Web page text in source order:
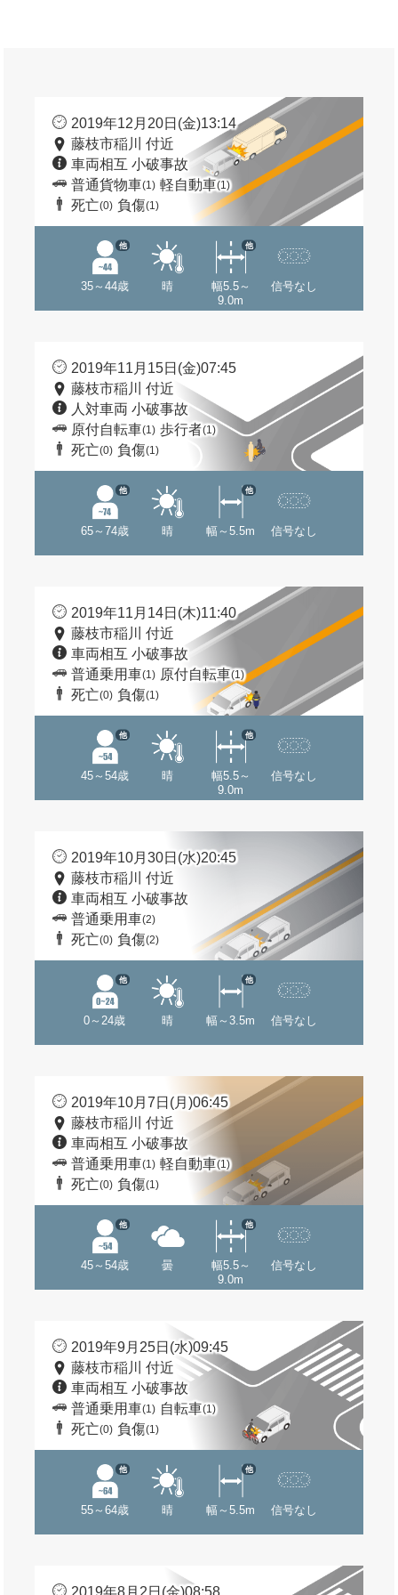
2019年12月20日(金)13:14
藤枝市稲川 付近
車両相互 小破事故
普通貨物車(1) 軽自動車(1)
死亡(0) 負傷(1)
35～44歳
他
晴
幅5.5～
9.0m
他
信号なし
2019年11月15日(金)07:45
藤枝市稲川 付近
人対車両 小破事故
原付自転車(1) 歩行者(1)
死亡(0) 負傷(1)
65～74歳
他
晴 幅～5.5m
他
信号なし
2019年11月14日(木)11:40
藤枝市稲川 付近
車両相互 小破事故
普通乗用車(1) 原付自転車(1)
死亡(0) 負傷(1)
45～54歳
他
晴
幅5.5～
9.0m
他
信号なし
2019年10月30日(水)20:45
藤枝市稲川 付近
車両相互 小破事故
普通乗用車(2)
死亡(0) 負傷(2)
0～24歳
他
晴 幅～3.5m
他
信号なし
2019年10月7日(月)06:45
藤枝市稲川 付近
車両相互 小破事故
普通乗用車(1) 軽自動車(1)
死亡(0) 負傷(1)
45～54歳
他
曇
幅5.5～
9.0m
他
信号なし
2019年9月25日(水)09:45
藤枝市稲川 付近
車両相互 小破事故
普通乗用車(1) 自転車(1)
死亡(0) 負傷(1)
55～64歳
他
晴 幅～5.5m
他
信号なし
2019年8月2日(金)08:58